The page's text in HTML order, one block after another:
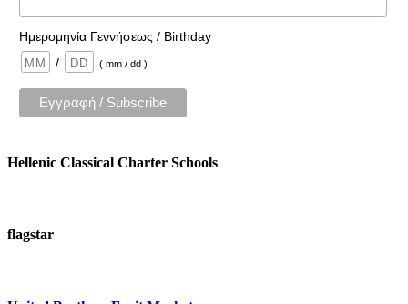
Ημερομηνία Γεννήσεως / Birthday
/
( mm / dd )
Hellenic Classical Charter Schools
flagstar